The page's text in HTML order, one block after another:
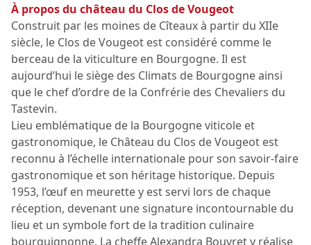
À propos du château du Clos de Vougeot
Construit par les moines de Cîteaux à partir du XIIe
siècle, le Clos de Vougeot est considéré comme le
berceau de la viticulture en Bourgogne. Il est
aujourd’hui le siège des Climats de Bourgogne ainsi
que le chef d’ordre de la Confrérie des Chevaliers du
Tastevin.
Lieu emblématique de la Bourgogne viticole et
gastronomique, le Château du Clos de Vougeot est
reconnu à l’échelle internationale pour son savoir-faire
gastronomique et son héritage historique. Depuis
1953, l’œuf en meurette y est servi lors de chaque
réception, devenant une signature incontournable du
lieu et un symbole fort de la tradition culinaire
bourguignonne. La cheffe Alexandra Bouvret y réalise